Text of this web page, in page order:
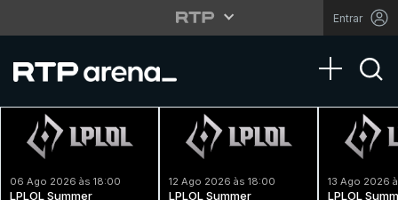
Entrar
Toggle
06 Ago 2026 às 18:00
LPLOL Summer
12 Ago 2026 às 18:00
LPLOL Summer
13 Ago 2026
LPLOL